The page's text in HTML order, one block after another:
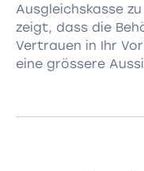
Ausgleichskasse
zeigt, dass die
Vertrauen in Ihr
eine grössere